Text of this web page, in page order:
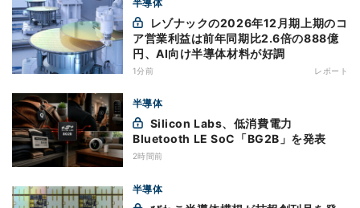
半導体
ア営業利益は前年同期比2.6倍の888億
円、AI向け半導体材料が好調
1分前 レポート
半導体
Bluetooth LE SoC「BG2B」を発表
2時間前
半導体